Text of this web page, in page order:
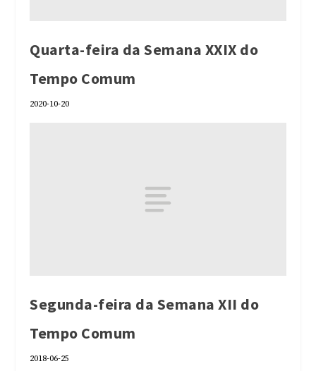
Quarta-feira da Semana XXIX do
Tempo Comum
2020-10-20
Segunda-feira da Semana XII do
Tempo Comum
2018-06-25